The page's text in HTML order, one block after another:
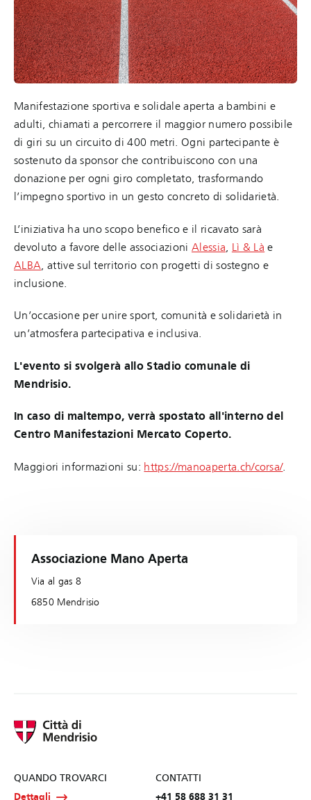
Manifestazione sportiva e solidale aperta a bambini e
adulti, chiamati a percorrere il maggior numero possibile
di giri su un circuito di 400 metri. Ogni partecipante è
sostenuto da sponsor che contribuiscono con una
donazione per ogni giro completato, trasformando
l’impegno sportivo in un gesto concreto di solidarietà.
L’iniziativa ha uno scopo benefico e il ricavato sarà
devoluto a favore delle associazioni Alessia Lì & Là e
ALBA , attive sul territorio con progetti di sostegno e
inclusione.
Un’occasione per unire sport, comunità e solidarietà in
un’atmosfera partecipativa e inclusiva.
L'evento si svolgerà allo Stadio comunale di
Mendrisio.
In caso di maltempo, verrà spostato all'interno del
Centro Manifestazioni Mercato Coperto.
Maggiori informazioni su: https://manoaperta.ch/corsa/.
Associazione Mano Aperta
Via al gas 8
6850 Mendrisio
QUANDO TROVARCI
Dettagli
CONTATTI
+41 58 688 31 31